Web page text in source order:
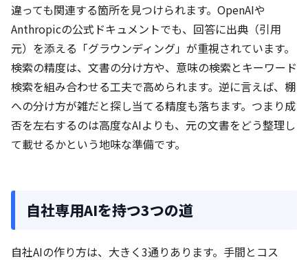
違っても関連する箇所を見つけられます。OpenAIや
Anthropicの公式ドキュメントでも、回答に出典（引用
元）を添える「グラウンディング」が重視されています。
検索の精度は、文書の分け方や、意味の検索とキーワード
検索を組み合わせる工夫で高められます。逆に言えば、棚
への分け方が雑だと探し当てる精度も落ちます。つまり成
否を左右するのは高度なAIよりも、元の文書をどう整理し
て載せるかという地味な準備です。
自社専用AIを持つ3つの道
自社AIの作り方は、大きく3通りあります。手間とコス